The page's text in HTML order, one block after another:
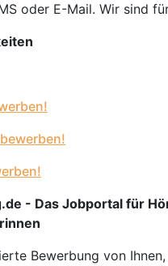
oder E-Mail. Wir sind
- Das Jobportal für
Bewerbung von